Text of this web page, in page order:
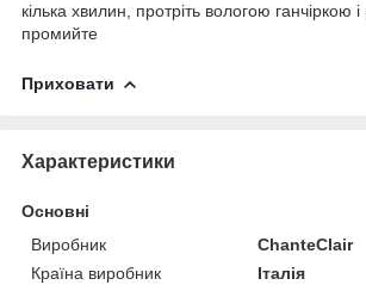
кілька хвилин, протріть вологою ганчіркою
промийте
Приховати
Характеристики
Основні
Виробник
ChanteClair
Країна виробник
Італія